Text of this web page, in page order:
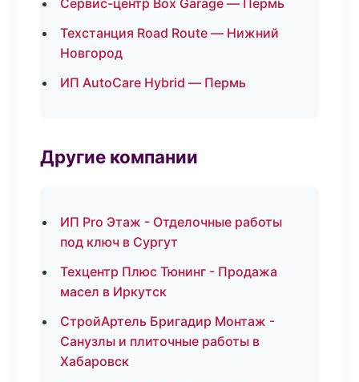
Сервис-центр Box Garage — Пермь
Техстанция Road Route — Нижний
Новгород
ИП AutoCare Hybrid — Пермь
Другие компании
ИП Pro Этаж - Отделочные работы
под ключ в Сургут
Техцентр Плюс Тюнинг - Продажа
масел в Иркутск
СтройАртель Бригадир Монтаж -
Санузлы и плиточные работы в
Хабаровск